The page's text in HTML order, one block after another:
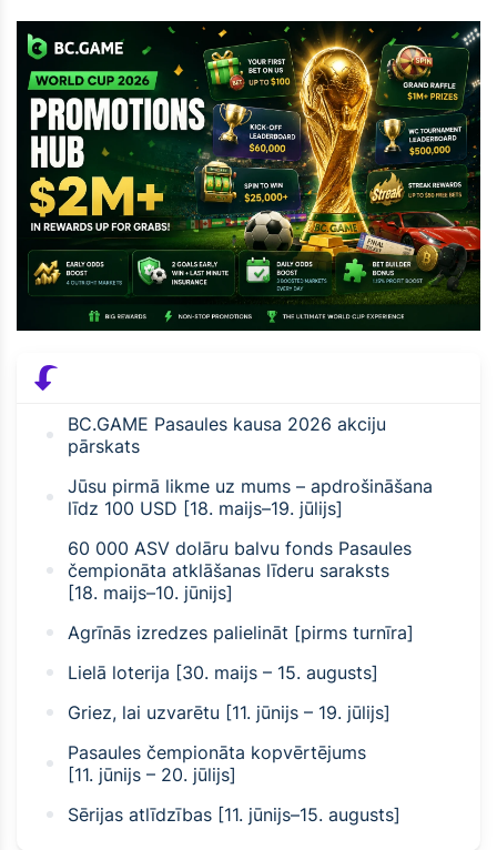
BC.GAME Pasaules kausa 2026 akciju
pārskats
Jūsu pirmā likme uz mums – apdrošināšana
līdz 100 USD [18. maijs–19. jūlijs]
60 000 ASV dolāru balvu fonds Pasaules
čempionāta atklāšanas līderu saraksts
[18. maijs–10. jūnijs]
Agrīnās izredzes palielināt [pirms turnīra]
Lielā loterija [30. maijs – 15. augusts]
Griez, lai uzvarētu [11. jūnijs – 19. jūlijs]
Pasaules čempionāta kopvērtējums
[11. jūnijs – 20. jūlijs]
Sērijas atlīdzības [11. jūnijs–15. augusts]